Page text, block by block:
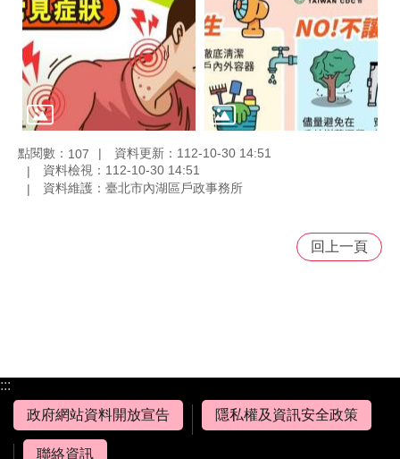
點閱數： 107
資料更新：112-10-30 14:51
資料檢視：112-10-30 14:51
資料維護：臺北市內湖區戶政事務所
回上一頁
:::
政府網站資料開放宣告
隱私權及資訊安全政策
聯絡資訊